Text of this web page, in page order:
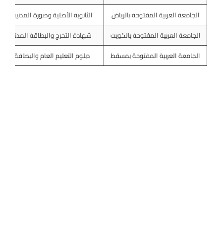
الجامعة العربية المفتوحة بالرياض
الثانوية الأصلية وصورة المدنية
الجامعة العربية المفتوحة بالكويت
شهادة التخرج والبطاقة
الجامعة العربية المفتوحة بمسقط
دبلوم التعليم العام والبطاقة